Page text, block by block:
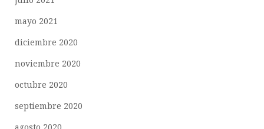
mayo 2021
diciembre 2020
noviembre 2020
octubre 2020
septiembre 2020